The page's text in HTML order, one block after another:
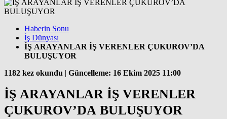
Haberin Sonu
İş Dünyası
İŞ ARAYANLAR İŞ VERENLER ÇUKUROV’DA
BULUŞUYOR
1182 kez okundu | Güncelleme: 16 Ekim 2025 11:00
İŞ ARAYANLAR İŞ VERENLER
ÇUKUROV’DA BULUŞUYOR